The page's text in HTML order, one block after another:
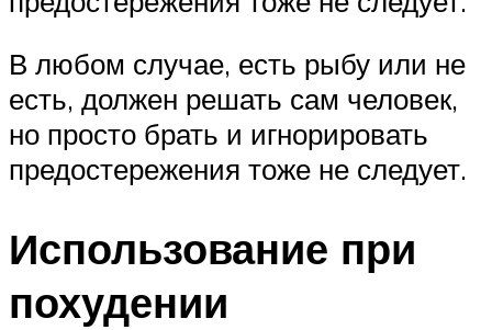
В любом случае, есть рыбу или не
есть, должен решать сам человек,
но просто брать и игнорировать
предостережения тоже не следует.
Использование при
похудении